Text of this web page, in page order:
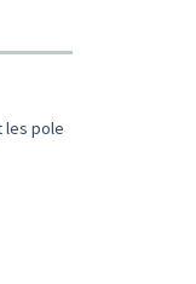
les pole